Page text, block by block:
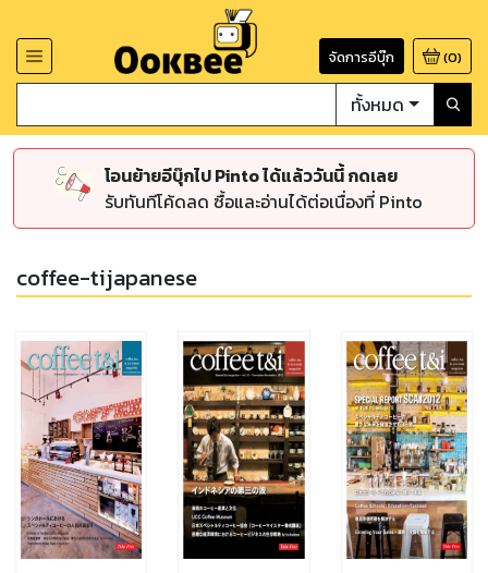
จัดการอีบุ๊ก (0)
ทั้งหมด
โอนย้ายอีบุ๊กไป Pinto ได้แล้ววันนี้ กดเลย
รับทันทีโค้ดลด ซื้อและอ่านได้ต่อเนื่องที่ Pinto
coffee-tijapanese